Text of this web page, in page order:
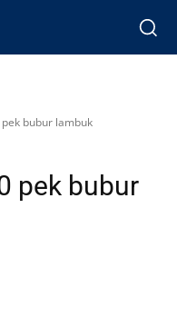
pek bubur lambuk
pek bubur